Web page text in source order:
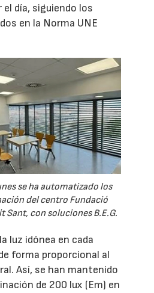
día, siguiendo los
en la Norma UNE
se ha automatizado los
del centro Fundació
Sant, con soluciones B.E.G.
luz idónea en cada
forma proporcional al
Así, se han mantenido
de 200 lux (Em) en